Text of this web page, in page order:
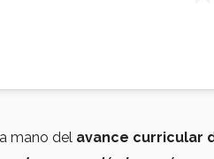
mano del avance curricular